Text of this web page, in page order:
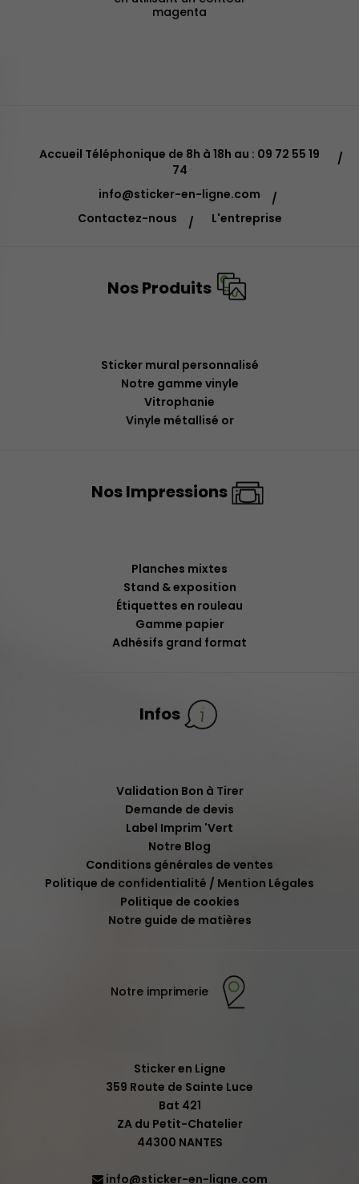
magenta
Accueil Téléphonique de 8h à 18h au : 09 72 55 19
74
info@sticker-en-ligne.com
Contactez-nous
L'entreprise
Nos Produits
Sticker mural personnalisé
Notre gamme vinyle
Vitrophanie
Vinyle métallisé or
Nos Impressions
Planches mixtes
Stand & exposition
Étiquettes en rouleau
Gamme papier
Adhésifs grand format
Infos
Validation Bon à Tirer
Demande de devis
Label Imprim 'Vert
Notre Blog
Conditions générales de ventes
Politique de confidentialité / Mention Légales
Politique de cookies
Notre guide de matières
Notre imprimerie
Sticker en Ligne
359 Route de Sainte Luce
Bat 421
ZA du Petit-Chatelier
44300 NANTES
info@sticker-en-ligne.com